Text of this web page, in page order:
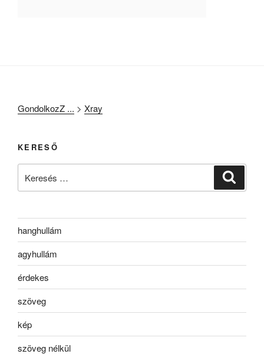
következő
hanghullám
agyhullám
érdekes
szöveg
kép
szöveg nélkül